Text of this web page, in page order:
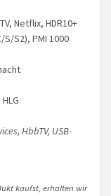
Netflix, HDR10+
S/S2), PMI 1000
HbbTV, USB-
kaufst, erhalten wir